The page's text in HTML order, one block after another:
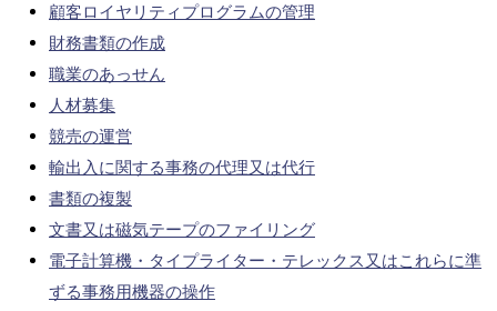
顧客ロイヤリティプログラムの管理
財務書類の作成
職業のあっせん
人材募集
競売の運営
輸出入に関する事務の代理又は代行
書類の複製
文書又は磁気テープのファイリング
電子計算機・タイプライター・テレックス又はこれらに準
ずる事務用機器の操作